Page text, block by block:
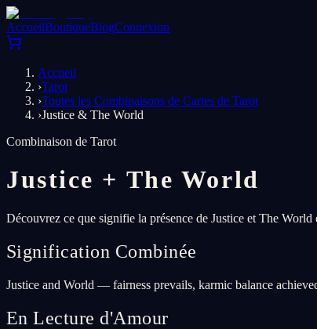
AccueilBoutiqueBlogConnexion
Accueil
›Tarot
›Toutes les Combinaisons de Cartes de Tarot
›Justice & The World
Combinaison de Tarot
Justice + The World
Découvrez ce que signifie la présence de Justice et The
Signification Combinée
Justice and World — fairness prevails, karmic balance
En Lecture d'Amour